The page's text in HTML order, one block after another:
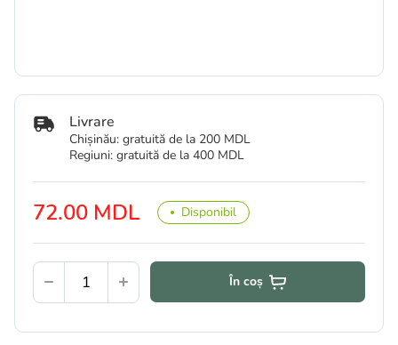
72.00 MDL Disponibil
Livrare
Chișinău: gratuită de la 200 MDL
Regiuni: gratuită de la 400 MDL
În coș